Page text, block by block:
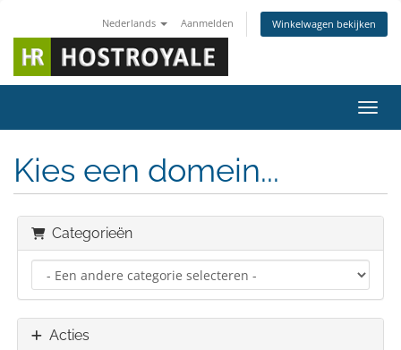
Nederlands Aanmelden Winkelwagen bekijken
Kies een domein...
Categorieën
Acties